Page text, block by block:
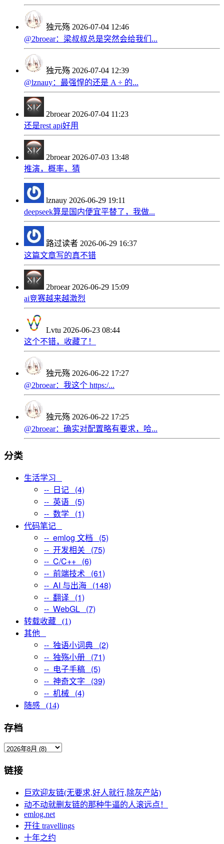
独元殇 2026-07-04 12:46
@2broear：梁叔叔总是突然会给我们...
独元殇 2026-07-04 12:39
@lznauy：最强悍的还是 A ÷ 的...
2broear 2026-07-04 11:23
还是rest api好用
2broear 2026-07-03 13:48
推演，概率，猜
lznauy 2026-06-29 19:11
deepseek算是国内便宜平替了，我做...
路过读者 2026-06-29 16:37
这篇文章写的真不错
2broear 2026-06-29 15:09
ai竞赛越来越激烈
Lvtu 2026-06-23 08:44
这个不错，收藏了！
独元殇 2026-06-22 17:27
@2broear：我这个 https:/...
独元殇 2026-06-22 17:25
@2broear：确实对配置略有要求，哈...
分类
生活学习
-- 日记 (4)
-- 英语 (5)
-- 数学 (1)
代码笔记
-- emlog 文档 (5)
-- 开发相关 (75)
-- C/C++ (6)
-- 前端技术 (61)
-- AI 与出海 (148)
-- 翻译 (1)
-- WebGL (7)
转载收藏 (1)
其他
-- 独语小词典 (2)
-- 独殇小册 (71)
-- 电子手稿 (5)
-- 神奇文字 (39)
-- 机械 (4)
随感 (14)
存档
链接
巨欢迎友链(无要求,好人就行,除灰产站)
动不动就删友链的那种牛逼的人滚远点！
emlog.net
开往 travellings
十年之约